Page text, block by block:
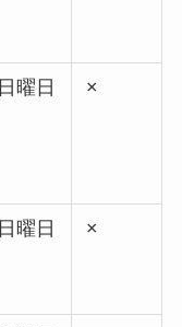
日曜日 ×
日曜日 ×